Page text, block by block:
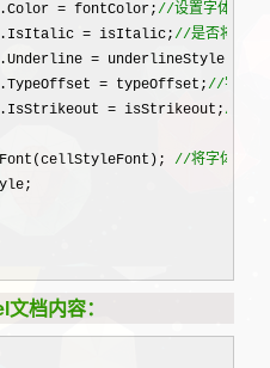
= fontColor;
//设置字体颜色
= isItalic;
//是否将文字
= underlineStyle;
= typeOffset;
//字体
= isStrikeout;
//
//将字体绑定
档内容：